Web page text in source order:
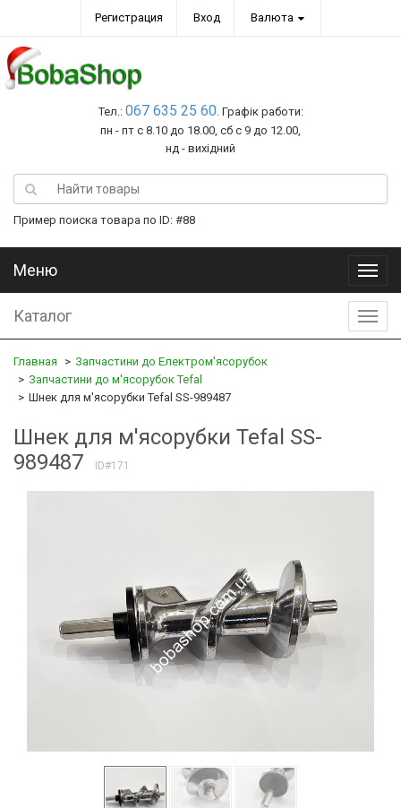
Регистрация Вход Валюта
Тел.: 067 635 25 60. Графік работи:
пн - пт с 8.10 до 18.00, сб с 9 до 12.00,
нд - вихідний
Пример поиска товара по ID: #88
Меню
Меню
Каталог
Главная
Запчастини до Електром'ясорубок
Запчастини до м'ясорубок Tefal
Шнек для м'ясорубки Tefal SS-989487
Шнек для м'ясорубки Tefal SS-
989487
ID#171